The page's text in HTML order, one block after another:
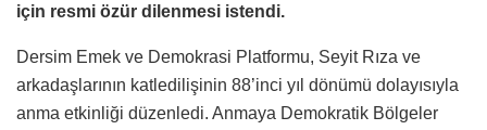
için resmi özür dilenmesi istendi.
Dersim Emek ve Demokrasi Platformu, Seyit Rıza ve
arkadaşlarının katledilişinin 88’inci yıl dönümü dolayısıyla
anma etkinliği düzenledi. Anmaya Demokratik Bölgeler